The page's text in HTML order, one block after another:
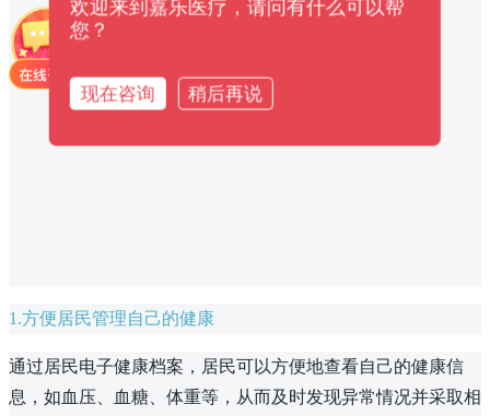
1.方便居民管理自己的健康
通过居民电子健康档案，居民可以方便地查看自己的健康信
息，如血压、血糖、体重等，从而及时发现异常情况并采取相
欢迎来到嘉乐医疗，请问有什么可以帮
您？
现在咨询 稍后再说